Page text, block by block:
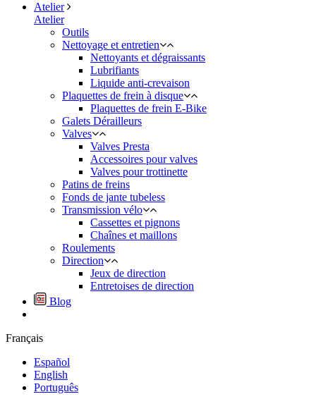
Atelier
Atelier
Outils
Nettoyage et entretien
Nettoyants et dégraissants
Lubrifiants
Liquide anti-crevaison
Plaquettes de frein à disque
Plaquettes de frein E-Bike
Galets Dérailleurs
Valves
Valves Presta
Accessoires pour valves
Valves pour trottinette
Patins de freins
Fonds de jante tubeless
Transmission vélo
Cassettes et pignons
Chaînes et maillons
Roulements
Direction
Jeux de direction
Entretoises de direction
Blog
Français
Español
English
Português